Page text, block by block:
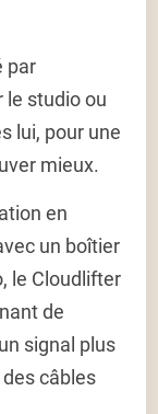
par
le studio ou
lui, pour une
mieux.
en
un boîtier
le Cloudlifter
de
signal plus
câbles